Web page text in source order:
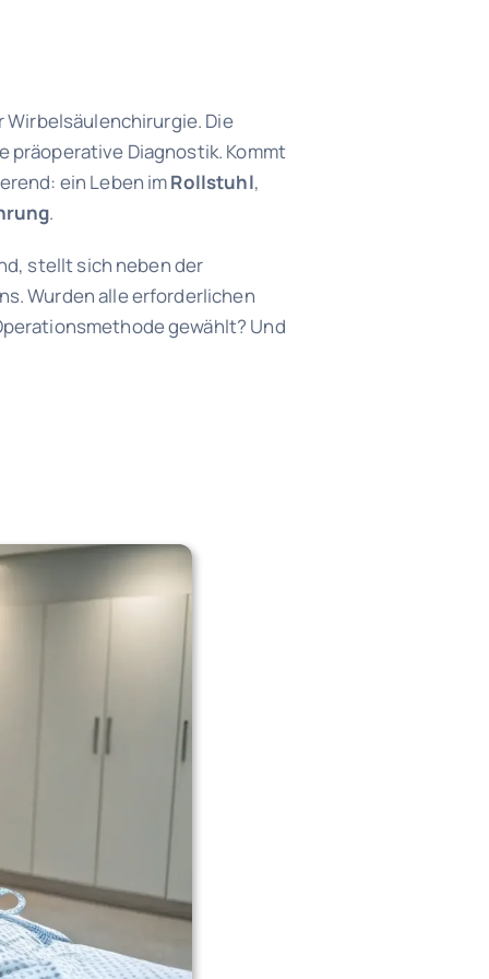
Die
präoperative Diagnostik. Kommt
ein Leben imRollstuhl,
.
stellt sich neben der
Wurden alle erforderlichen
gewählt? Und